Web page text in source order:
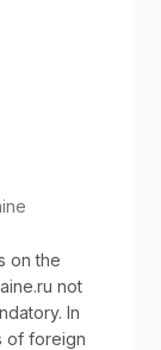
on the
not
In
of foreign